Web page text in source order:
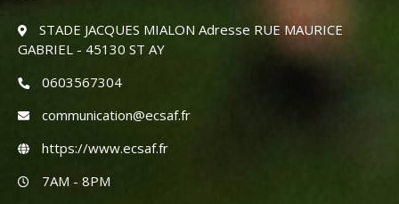
STADE JACQUES MIALON Adresse RUE MAURICE
GABRIEL - 45130 ST AY
0603567304
communication@ecsaf.fr
https://www.ecsaf.fr
7AM - 8PM